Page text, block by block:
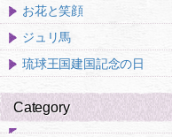
お花と笑顔
ジュリ馬
琉球王国建国記念の日
Category